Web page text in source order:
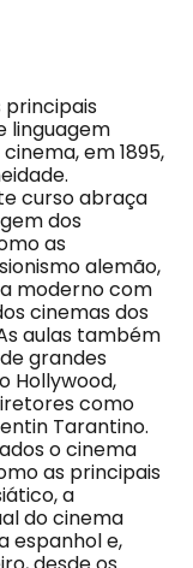
principais
linguagem
em 1895,
curso abraça
dos
as
alemão,
moderno com
cinemas dos
aulas também
grandes
Hollywood,
como
Tarantino.
o cinema
as principais
a
do cinema
espanhol e,